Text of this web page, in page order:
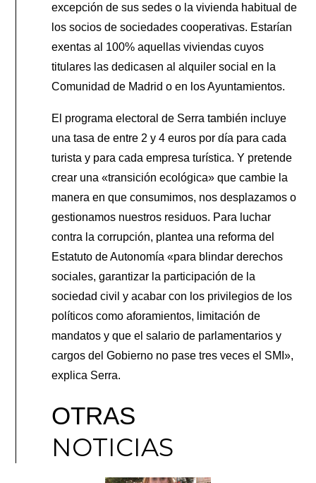
excepción de sus sedes o la vivienda habitual de
los socios de sociedades cooperativas. Estarían
exentas al 100% aquellas viviendas cuyos
titulares las dedicasen al alquiler social en la
Comunidad de Madrid o en los Ayuntamientos.
El programa electoral de Serra también incluye
una tasa de entre 2 y 4 euros por día para cada
turista y para cada empresa turística. Y pretende
crear una «transición ecológica» que cambie la
manera en que consumimos, nos desplazamos o
gestionamos nuestros residuos. Para luchar
contra la corrupción, plantea una reforma del
Estatuto de Autonomía «para blindar derechos
sociales, garantizar la participación de la
sociedad civil y acabar con los privilegios de los
políticos como aforamientos, limitación de
mandatos y que el salario de parlamentarios y
cargos del Gobierno no pase tres veces el SMI»,
explica Serra.
OTRAS
NOTICIAS